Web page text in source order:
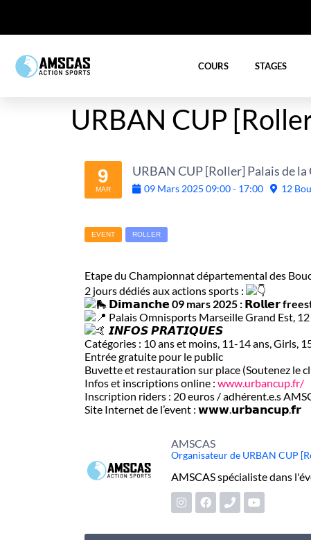
COURS STAGES
URBAN CUP
9
MAR
URBAN CUP [Roller] Palais de la
09 Mars 2025 09:00- 17:00 12
EVENT ROLLER
Etape du Championnat départemental des
2 jours dédiés aux actions sports :
𝗗𝗶𝗺𝗮𝗻𝗰𝗵𝗲 09 mars 2025 : 𝗥𝗼𝗹𝗹𝗲𝗿
Palais Omnisports Marseille Grand Est,
𝙄𝙉𝙁𝙊𝙎 𝙋𝙍𝘼𝙏𝙄𝙌𝙐𝙀𝙎
Catégories : 10 ans et moins, 11-14 ans, Girls,
Entrée gratuite pour le public
Buvette et restauration sur place (Soutenez le
Infos et inscriptions online : www.urbancup.fr/
Inscription riders : 20 euros / adhérent.e.s
Site Internet de l’event : 𝘄𝘄𝘄.𝘂𝗿𝗯𝗮𝗻𝗰𝘂𝗽.𝗳𝗿
AMSCAS
Organisateur de URBAN CUP
AMSCAS spécialiste dans